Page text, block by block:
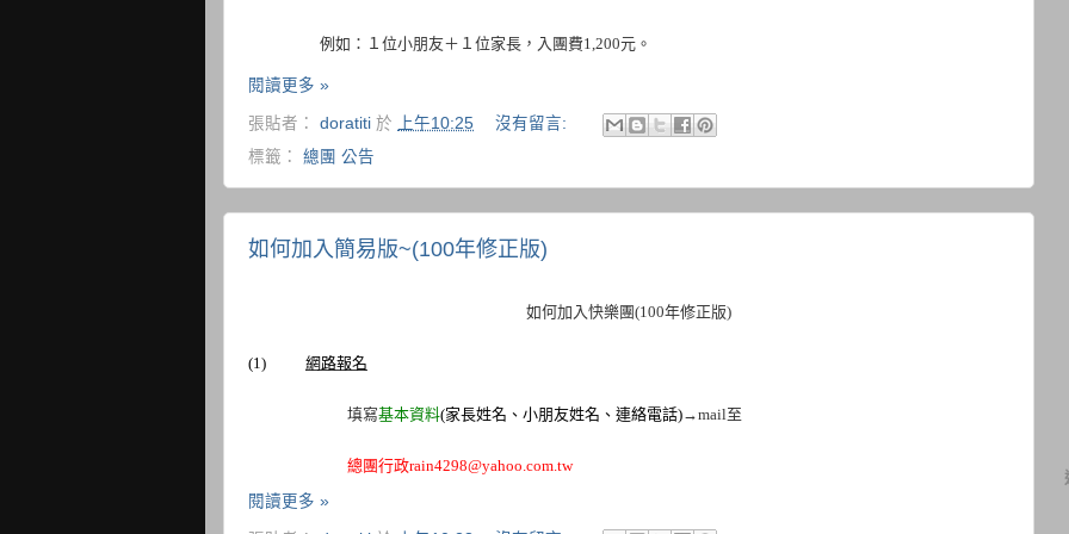
例如：１位小朋友＋１位家長，入團費1,200元。
閱讀更多 »
張貼者： doratiti 於 上午10:25
沒有留言:
標籤： 總團 公告
如何加入簡易版~(100年修正版)
如何加入快樂團(100年修正版)
(1) 網路報名
填寫基本資料(家長姓名、小朋友姓名、連絡電話)→mail至
總團行政rain4298@yahoo.com.tw
閱讀更多 »